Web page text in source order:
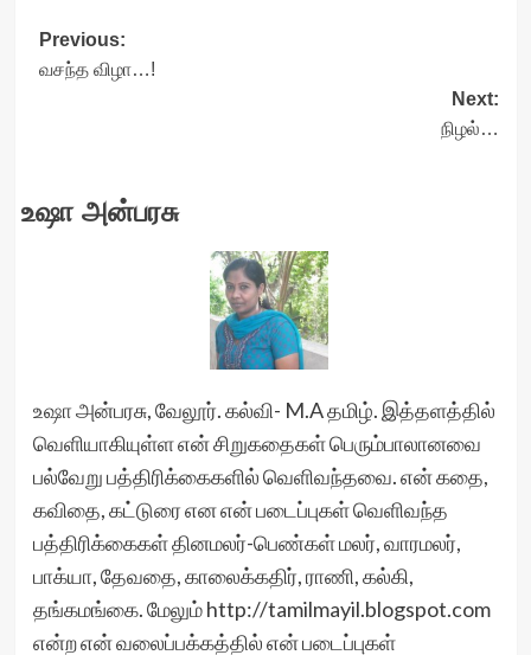
Post
navigation
Previous:
வசந்த விழா…!
Next:
நிழல்…
உஷா அன்பரசு
உஷா அன்பரசு, வேலூர். கல்வி- M.A தமிழ். இத்தளத்தில்
வெளியாகியுள்ள என் சிறுகதைகள் பெரும்பாலானவை
பல்வேறு பத்திரிக்கைகளில் வெளிவந்தவை. என் கதை,
கவிதை, கட்டுரை என என் படைப்புகள் வெளிவந்த
பத்திரிக்கைகள் தினமலர்-பெண்கள் மலர், வாரமலர்,
பாக்யா, தேவதை, காலைக்கதிர், ராணி, கல்கி,
தங்கமங்கை. மேலும் http://tamilmayil.blogspot.com
என்ற என் வலைப்பக்கத்தில் என் படைப்புகள்